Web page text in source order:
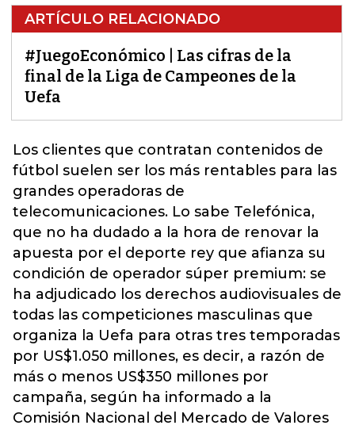
ARTÍCULO RELACIONADO
#JuegoEconómico | Las cifras de la
final de la Liga de Campeones de la
Uefa
Los clientes que contratan contenidos de
fútbol suelen ser los más rentables para las
grandes operadoras de
telecomunicaciones. Lo sabe Telefónica,
que no ha dudado a la hora de renovar la
apuesta por el deporte rey que afianza su
condición de operador súper premium: se
ha adjudicado los derechos audiovisuales de
todas las competiciones masculinas que
organiza la Uefa para otras tres temporadas
por US$1.050 millones, es decir, a razón de
más o menos US$350 millones por
campaña, según ha informado a la
Comisión Nacional del Mercado de Valores